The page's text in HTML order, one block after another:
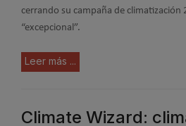
cerrando su campaña de climatización
“excepcional”.
Leer más ...
Climate Wizard: